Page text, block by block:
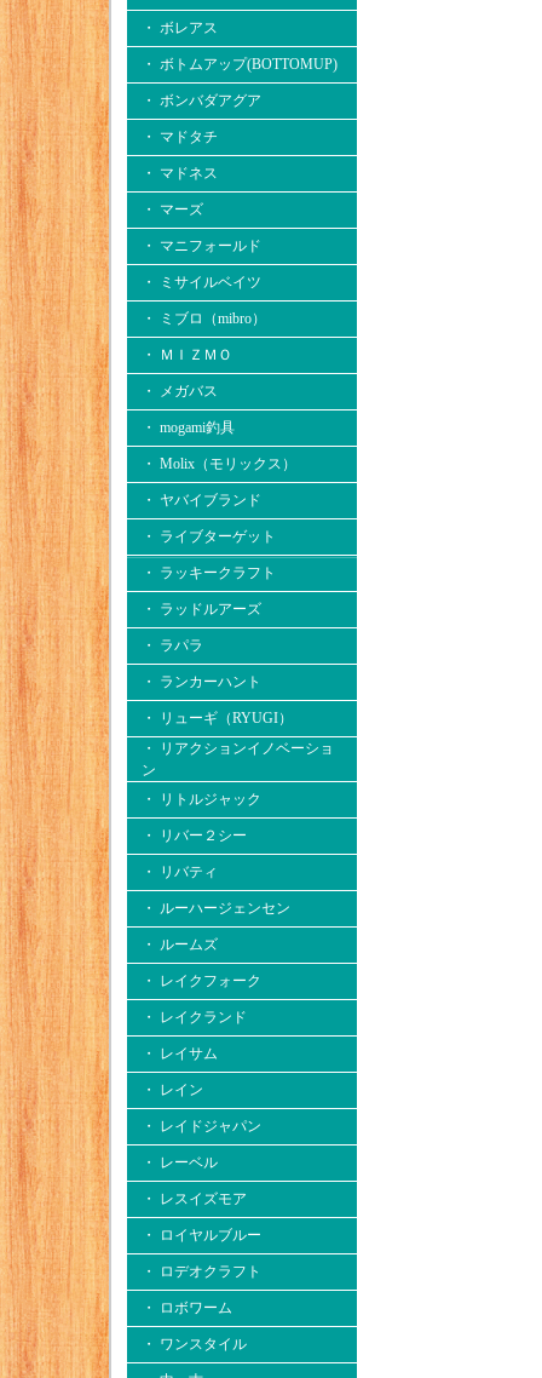
・ ボレアス
・ ボトムアップ(BOTTOMUP)
・ ボンバダアグア
・ マドタチ
・ マドネス
・ マーズ
・ マニフォールド
・ ミサイルベイツ
・ ミブロ（mibro）
・ ＭＩＺＭＯ
・ メガバス
・ mogami釣具
・ Molix（モリックス）
・ ヤバイブランド
・ ライブターゲット
・ ラッキークラフト
・ ラッドルアーズ
・ ラパラ
・ ランカーハント
・ リューギ（RYUGI）
・ リアクションイノベーショ
ン
・ リトルジャック
・ リバー２シー
・ リバティ
・ ルーハージェンセン
・ ルームズ
・ レイクフォーク
・ レイクランド
・ レイサム
・ レイン
・ レイドジャパン
・ レーベル
・ レスイズモア
・ ロイヤルブルー
・ ロデオクラフト
・ ロボワーム
・ ワンスタイル